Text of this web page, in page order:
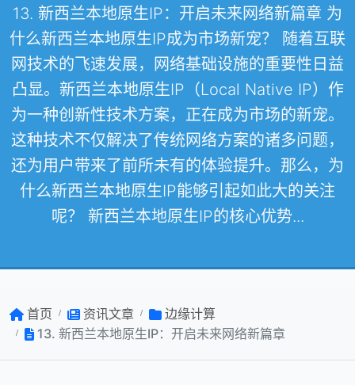
13. 新西兰本地原生IP：开启未来网络新篇章 为
什么新西兰本地原生IP成为市场新宠？ 随着互联
网技术的飞速发展，网络基础设施的重要性日益
凸显。新西兰本地原生IP（Local Native IP）作
为一种创新性技术方案，正在成为市场的新宠。
这种技术不仅解决了传统网络方案的诸多问题，
还为用户带来了前所未有的体验提升。那么，为
什么新西兰本地原生IP能够引起如此大的关注
呢？ 新西兰本地原生IP的核心优势...
首页 资讯文章
边缘计算
13. 新西兰本地原生IP：开启未来网络新篇章